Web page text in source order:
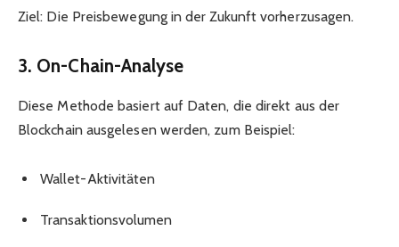
Ziel: Die Preisbewegung in der Zukunft vorherzusagen.
3. On-Chain-Analyse
Diese Methode basiert auf Daten, die direkt aus der
Blockchain ausgelesen werden, zum Beispiel:
Wallet-Aktivitäten
Transaktionsvolumen